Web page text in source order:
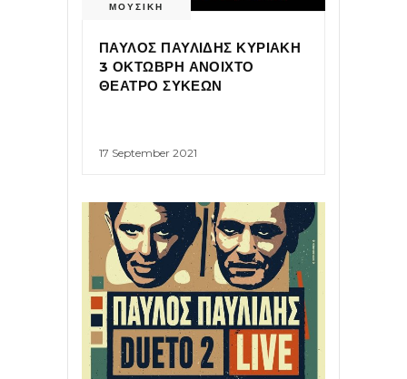
ΜΟΥΣΙΚΗ
ΠΑΥΛΟΣ ΠΑΥΛΙΔΗΣ ΚΥΡΙΑΚΗ
3 ΟΚΤΩΒΡΗ ΑΝΟΙΧΤΟ
ΘΕΑΤΡΟ ΣΥΚΕΩΝ
17 September 2021